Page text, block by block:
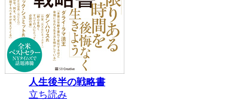
人生後半の戦略書
立ち読み